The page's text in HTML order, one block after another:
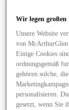
Wir legen
Unsere Website
von McArthurGlen
Einige Cookies
ordnungsgemäß
gehören solche,
personalisieren.
gesetzt, wenn Sie